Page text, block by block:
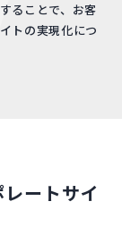
ることで、お客
トの実現化につ
ートサイ